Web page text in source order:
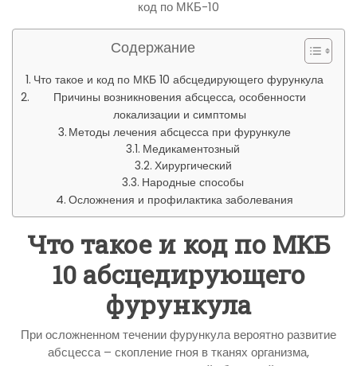
Содержание
Что такое и код по МКБ 10 абсцедирующего фурункула
Причины возникновения абсцесса, особенности
локализации и симптомы
Методы лечения абсцесса при фурункуле
Медикаментозный
Хирургический
Народные способы
Осложнения и профилактика заболевания
Что такое и код по МКБ
10 абсцедирующего
фурункула
При осложненном течении фурункула вероятно развитие
абсцесса – скопление гноя в тканях организма,